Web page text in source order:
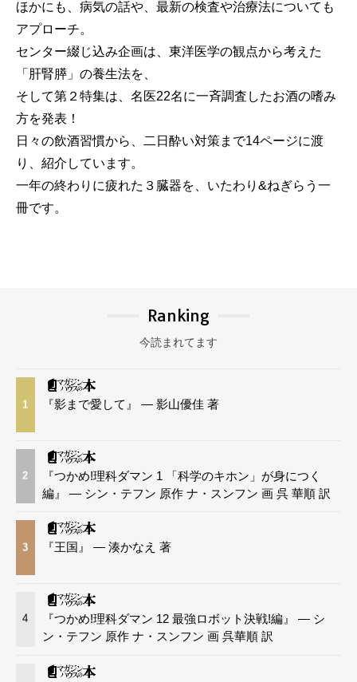
ほかにも、病気の話や、最新の検査や治療法についても
アプローチ。
センター綴じ込み企画は、東洋医学の観点から考えた
「肝腎膵」の養生法を、
そして第２特集は、名医22名に一斉調査したお酒の嗜み
方を発表！
日々の飲酒習慣から、二日酔い対策まで14ページに渡
り、紹介しています。
一年の終わりに疲れた３臓器を、いたわり&ねぎらう一
冊です。
Ranking
今読まれてます
1 『影まで愛して』 — 影山優佳 著
2
『つかめ!理科ダマン 1 「科学のキホン」が身につく
編』 — シン・テフン 原作 ナ・スンフン 画 呉 華順 訳
3 『王国』 — 湊かなえ 著
4
『つかめ!理科ダマン 12 最強ロボット決戦!編』 — シ
ン・テフン 原作 ナ・スンフン 画 呉華順 訳